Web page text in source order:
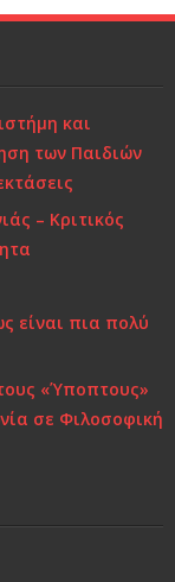
και
των Παιδιών
– Κριτικός
είναι πια πολύ
«Ύποπτους»
σε Φιλοσοφική